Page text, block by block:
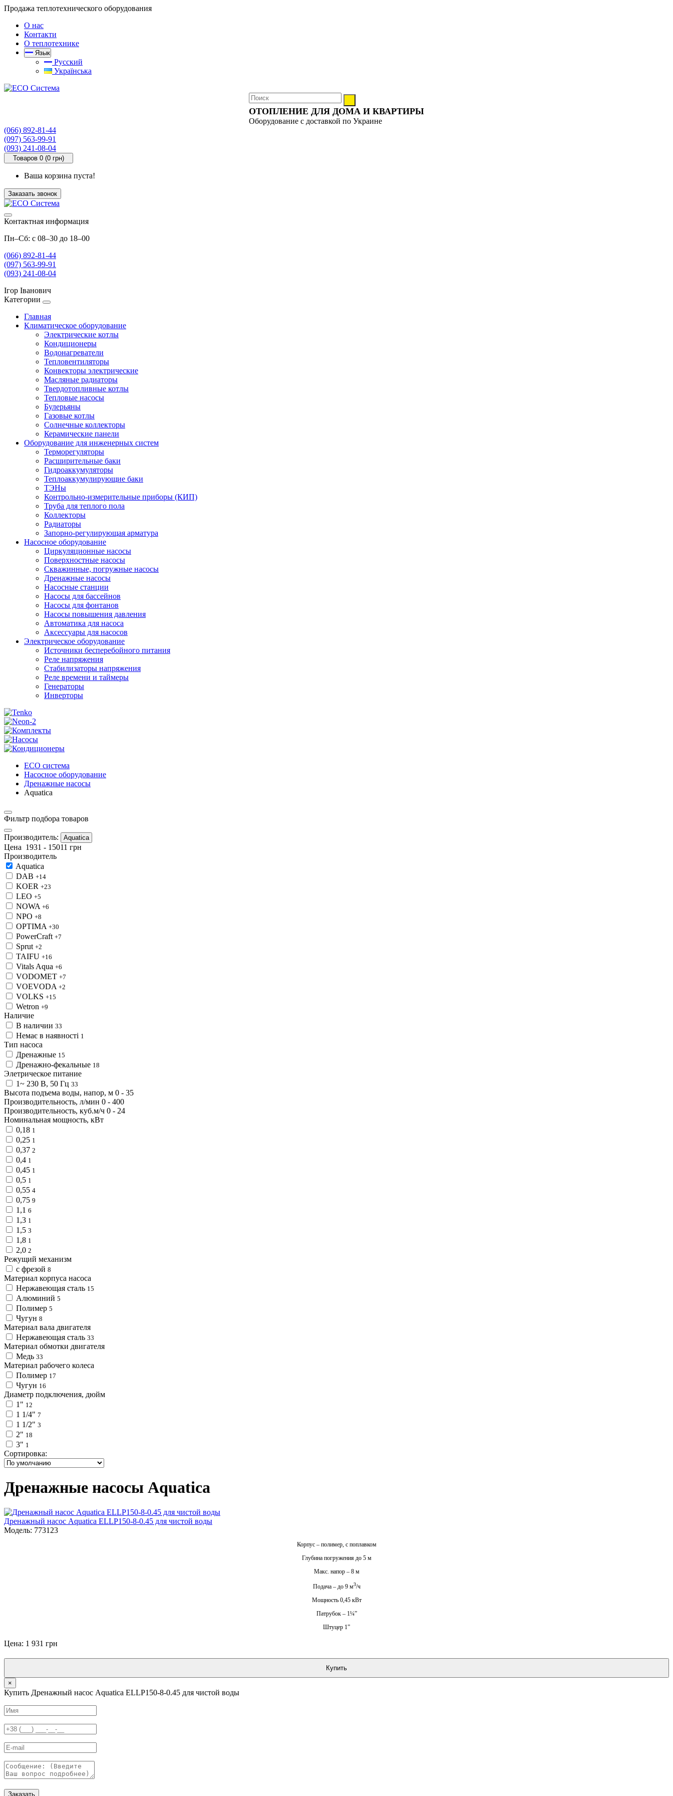
Продажа теплотехнического оборудования
О нас
Контакти
О теплотехнике
Язык
Русский
Українська
ОТОПЛЕНИЕ ДЛЯ ДОМА И КВАРТИРЫ
Оборудование с доставкой по Украине
(066) 892-81-44
(097) 563-99-91
(093) 241-08-04
Товаров 0 (0 грн)
Ваша корзина пуста!
Заказать звонок
Контактная информация
Пн–Сб: с 08–30 до 18–00
(066) 892-81-44
(097) 563-99-91
(093) 241-08-04
Ігор Іванович
Категории
Главная
Климатическое оборудование
Электрические котлы
Кондиционеры
Водонагреватели
Тепловентиляторы
Конвекторы электрические
Масляные радиаторы
Твердотопливные котлы
Тепловые насосы
Булерьяны
Газовые котлы
Солнечные коллекторы
Керамические панели
Оборудование для инженерных систем
Терморегуляторы
Расширительные баки
Гидроаккумуляторы
Теплоаккумулирующие баки
ТЭНы
Контрольно-измерительные приборы (КИП)
Труба для теплого пола
Коллекторы
Радиаторы
Запорно-регулирующая арматура
Насосное оборудование
Циркуляционные насосы
Поверхностные насосы
Скважинные, погружные насосы
Дренажные насосы
Насосные станции
Насосы для бассейнов
Насосы для фонтанов
Насосы повышения давления
Автоматика для насоса
Аксессуары для насосов
Электрическое оборудование
Источники бесперебойного питания
Реле напряжения
Стабилизаторы напряжения
Реле времени и таймеры
Генераторы
Инверторы
ECO система
Насосное оборудование
Дренажные насосы
Aquatica
Фильтр подбора товаров
Производитель: Aquatica
Цена 1931 - 15011 грн
Производитель
Aquatica
DAB +14
KOER +23
LEO +5
NOWA +6
NPO +8
OPTIMA +30
PowerCraft +7
Sprut +2
TAIFU +16
Vitals Aqua +6
VODOMET +7
VOEVODA +2
VOLKS +15
Wetron +9
Наличие
В наличии 33
Немає в наявності 1
Тип насоса
Дренажные 15
Дренажно-фекальные 18
Элетрическое питание
1~ 230 В, 50 Гц 33
Высота подъема воды, напор, м 0 - 35
Производительность, л/мин 0 - 400
Производительность, куб.м/ч 0 - 24
Номинальная мощность, кВт
0,18 1
0,25 1
0,37 2
0,4 1
0,45 1
0,5 1
0,55 4
0,75 9
1,1 6
1,3 1
1,5 3
1,8 1
2,0 2
Режущий механизм
с фрезой 8
Материал корпуса насоса
Нержавеющая сталь 15
Алюминий 5
Полимер 5
Чугун 8
Материал вала двигателя
Нержавеющая сталь 33
Материал обмотки двигателя
Медь 33
Материал рабочего колеса
Полимер 17
Чугун 16
Диаметр подключения, дюйм
1" 12
1 1/4" 7
1 1/2" 3
2" 18
3" 1
Сортировка:
Дренажные насосы Aquatica
Дренажный насос Aquatica ELLP150-8-0.45 для чистой воды
Модель: 773123
Корпус – полимер, с поплавком
Глубина погружения до 5 м
Макс. напор – 8 м
Подача – до 9 м3/ч
Мощность 0,45 кВт
Патрубок – 1¼”
Штуцер 1”
Цена: 1 931 грн
Купить
×
Купить Дренажный насос Aquatica ELLP150-8-0.45 для чистой воды
Заказать